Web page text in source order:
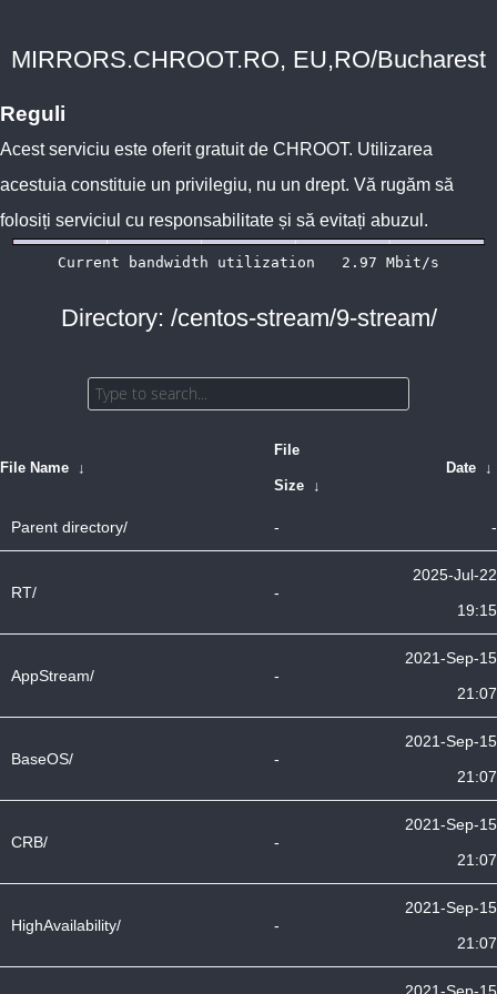
MIRRORS.CHROOT.RO, EU,RO/Bucharest
Reguli
Acest serviciu este oferit gratuit de CHROOT. Utilizarea
acestuia constituie un privilegiu, nu un drept. Vă rugăm să
folosiți serviciul cu responsabilitate și să evitați abuzul.
Directory: /centos-stream/9-stream/
File Name ↓
File
Size ↓
Date ↓
Parent directory/ - -
RT/ -
2025-Jul-22
19:15
AppStream/ -
2021-Sep-15
21:07
BaseOS/ -
2021-Sep-15
21:07
CRB/ -
2021-Sep-15
21:07
HighAvailability/ -
2021-Sep-15
21:07